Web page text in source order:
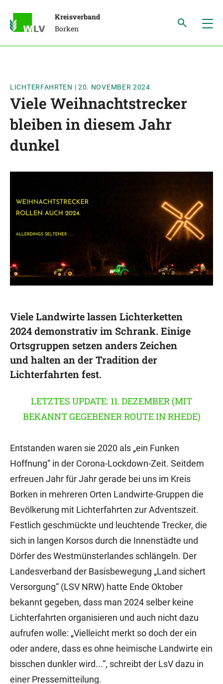
Kreisverband
Borken
LICHTERFAHRTEN | 20. NOVEMBER 2024
Viele Weihnachtstrecker
bleiben in diesem Jahr
dunkel
Viele Landwirte lassen Lichterketten
2024 demonstrativ im Schrank. Einige
Ortsgruppen setzen anders Zeichen
und halten an der Tradition der
Lichterfahrten fest.
LETZTES UPDATE: 11. DEZEMBER (MIT
BEKANNT GEGEBENER ROUTE IN RHEDE)
Entstanden waren sie 2020 als „ein Funken
Hoffnung“ in der Corona-Lockdown-Zeit. Seitdem
erfreuen Jahr für Jahr gerade bei uns im Kreis
Borken in mehreren Orten Landwirte-Gruppen die
Bevölkerung mit Lichterfahrten zur Adventszeit.
Festlich geschmückte und leuchtende Trecker, die
sich in langen Korsos durch die Innenstädte und
Dörfer des Westmünsterlandes schlängeln. Der
Landesverband der Basisbewegung „Land sichert
Versorgung“ (LSV NRW) hatte Ende Oktober
bekannt gegeben, dass man 2024 selber keine
Lichterfahrten organisieren und auch nicht dazu
aufrufen wolle: „Vielleicht merkt so doch der ein
oder andere, dass es ohne heimische Landwirte ein
bisschen dunkler wird...“, schreibt der LsV dazu in
einer Pressemitteilung.